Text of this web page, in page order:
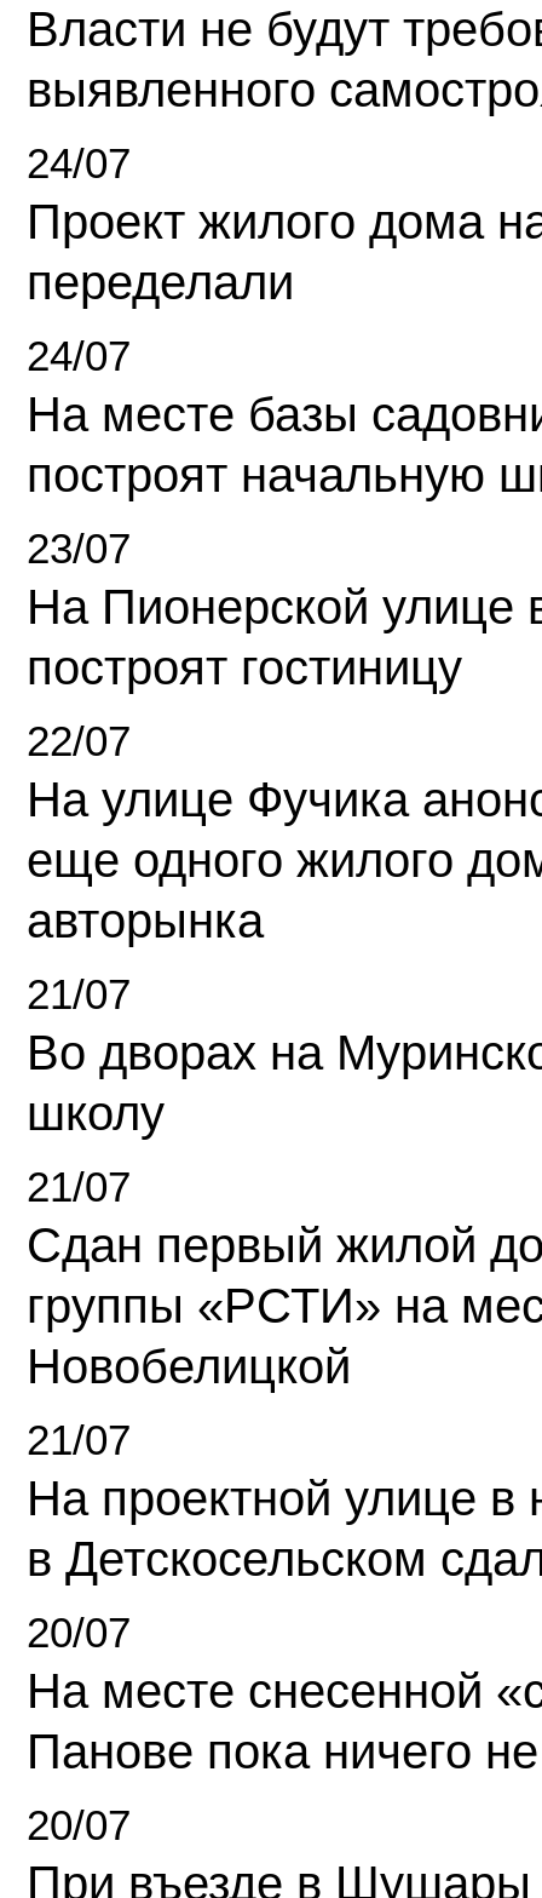
Власти не будут
выявленного
24/07
Проект жилого дома
переделали
24/07
На месте базы
построят начальную
23/07
На Пионерской улице
построят гостиницу
22/07
На улице Фучика
еще одного жилого
авторынка
21/07
Во дворах на
школу
21/07
Сдан первый жилой
группы «РСТИ» на
Новобелицкой
21/07
На проектной улице
в Детскосельском
20/07
На месте снесенной
Панове пока ничего
20/07
При въезде в Шушары